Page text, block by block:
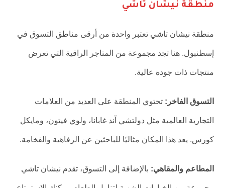
منطقة نيشان تاشي
منطقة نيشان تاشي تعتبر واحدة من أرقى مناطق التسوق في
إسطنبول. هنا تجد مجموعة من المتاجر الراقية التي تعرض
منتجات ذات جودة عالية.
التسوق الفاخر: تحتوي المنطقة على العديد من العلامات
التجارية العالمية مثل دولتشي آند غابانا، ولوي فيتون، ومايكل
كورس. يعد هذا المكان مثاليًا للباحثين عن الرفاهية والفخامة.
المطاعم والمقاهي: بالإضافة إلى التسوق، تقدم نيشان تاشي